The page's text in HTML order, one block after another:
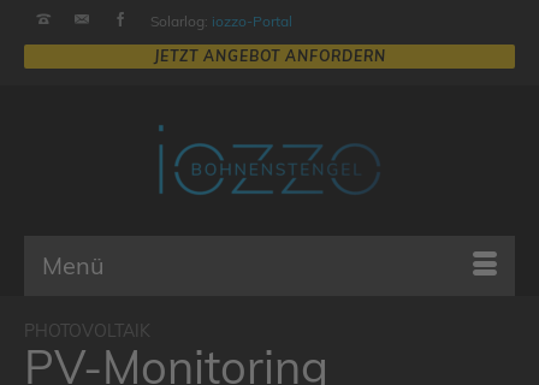
Solarlog: iozzo-Portal
Menü
PV-Monitoring